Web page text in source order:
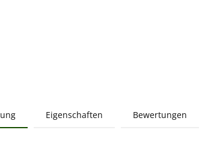
Eigenschaften Bewertungen